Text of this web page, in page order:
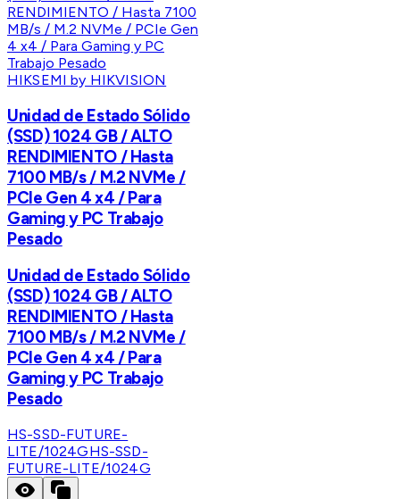
HIKSEMI by HIKVISION
Unidad de Estado Sólido
(SSD) 1024 GB / ALTO
RENDIMIENTO / Hasta
7100 MB/s / M.2 NVMe /
PCIe Gen 4 x4 / Para
Gaming y PC Trabajo
Pesado
Unidad de Estado Sólido
(SSD) 1024 GB / ALTO
RENDIMIENTO / Hasta
7100 MB/s / M.2 NVMe /
PCIe Gen 4 x4 / Para
Gaming y PC Trabajo
Pesado
HS-SSD-FUTURE-
LITE/1024GHS-SSD-
FUTURE-LITE/1024G